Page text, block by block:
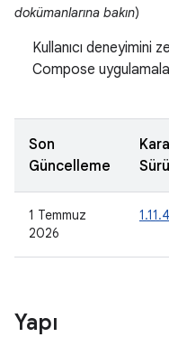
dokümanlarına bakın)
Kullanıcı deneyimini
Compose
Son
Güncelleme
1 Temmuz
2026
1.11.4
Yapı